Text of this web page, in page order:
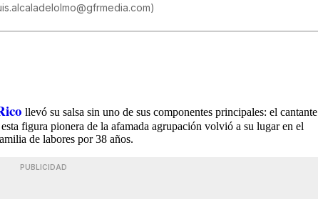
)
llevó su salsa sin uno de sus componentes principales: el cantante
figura pionera de la afamada agrupación volvió a su lugar en el
de labores por 38 años.
PUBLICIDAD